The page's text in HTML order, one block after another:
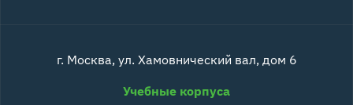
г. Москва, ул. Хамовнический вал, дом 6
Учебные корпуса